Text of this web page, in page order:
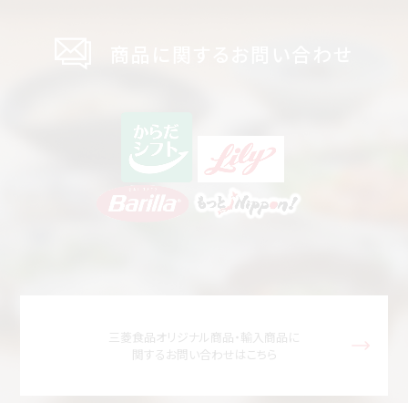
三菱食品オリジナル商品・輸入商品に
関するお問い合わせはこちら